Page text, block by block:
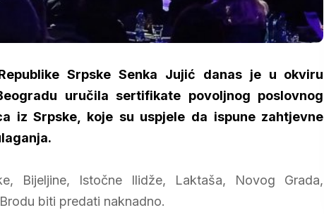
Srpske Senka Јujić danas je u okviru
uručila sertifikate povoljnog poslovnog
iz Srpske, koje su uspjele da ispune zahtjevne
Bijeljine, Istočne Ilidže, Laktaša, Novog Grada,
biti predati naknadno.